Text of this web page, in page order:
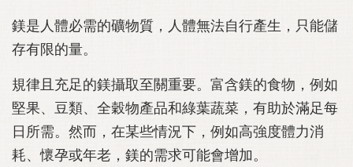
鎂是人體必需的礦物質，人體無法自行產生，只能儲
存有限的量。
規律且充足的鎂攝取至關重要。富含鎂的食物，例如
堅果、豆類、全穀物產品和綠葉蔬菜，有助於滿足每
日所需。然而，在某些情況下，例如高強度體力消
耗、懷孕或年老，鎂的需求可能會增加。